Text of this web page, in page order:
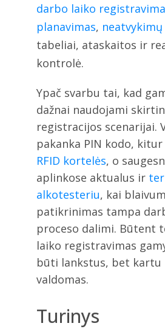
darbo laiko
planavimas,
tabeliai, ataskaitos ir
kontrolė.
Ypač svarbu tai, kad
dažnai naudojami
registracijos scenarijai.
pakanka PIN kodo,
RFID kortelės, o
aplinkose aktualus ir
alkotesteriu, kai
patikrinimas tampa
proceso dalimi. Būtent
laiko registravimas
būti lankstus, bet kartu
valdomas.
Turinys